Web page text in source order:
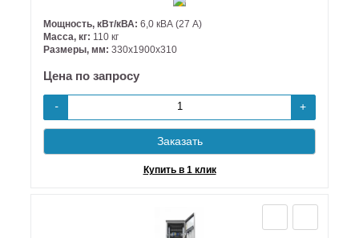
Мощность, кВт/кВА: 6,0 кВА (27 А)
Масса, кг: 110 кг
Размеры, мм: 330х1900х310
Цена по запросу
- +
Заказать
Купить в 1 клик